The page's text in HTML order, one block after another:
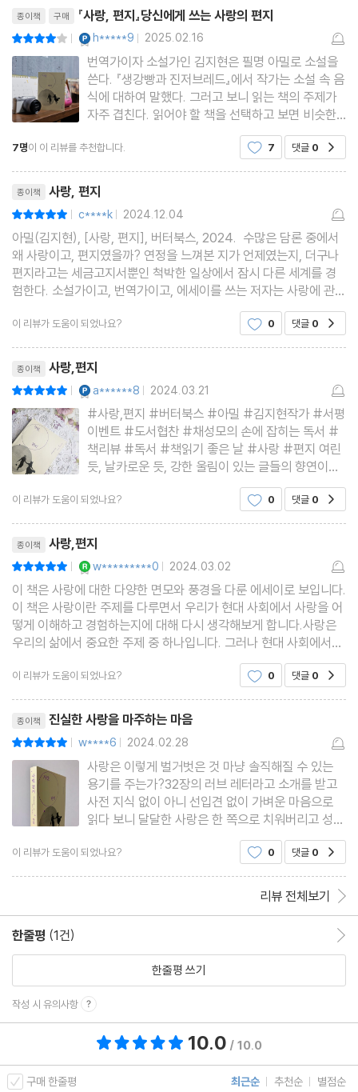
30. 뉴진스 - Ditto
31. 이수경 - 이상한 나라의 아홉 용
32. 러블리즈 - Candy Jelly Love
종이책 구매 『사랑, 편지』당신에게 쓰는 사랑의 편지
| h*****9 | 2025.02.16
번역가이자 소설가인 김지현은 필명 아밀로 소설을
쓴다. 『생강빵과 진저브레드』에서 작가는 소설 속 음
식에 대하여 말했다. 그러고 보니 읽는 책의 주제가
자주 겹친다. 읽어야 할 책을 선택하고 보면 비슷한
주제다. 책이 나에게 선택권을 주는가 보다. 이번에
함께 읽었던 책도 작품 속의 음식과 사람에 관한 이
야기였으니 말이다. 작가는 한 권의 책과 문장들, 주
제를 정하여 ‘당
7명이 이 리뷰를 추천합니다. 7 댓글 0
종이책 사랑, 편지
| c****k | 2024.12.04
아밀(김지현), [사랑, 편지], 버터북스, 2024. 수많은 담론 중에서
왜 사랑이고, 편지였을까? 연정을 느껴본 지가 언제였는지, 더구나
편지라고는 세금고지서뿐인 척박한 일상에서 잠시 다른 세계를 경
험한다. 소설가이고, 번역가이고, 에세이를 쓰는 저자는 사랑에 관한
문화 평론으로 서른세 개의 편지를 보내고 있다. Whispering of lo
ve letters라고 하니, 변태적(?)으로 보여도 작
이 리뷰가 도움이 되었나요? 0 댓글 0
종이책 사랑,편지
| a******8 | 2024.03.21
#사랑,편지 #버터북스 #아밀 #김지현작가 #서평
이벤트 #도서협찬 #채성모의 손에 잡히는 독서 #
책리뷰 #독서 #책읽기 좋은 날 #사랑 #편지 여린
듯, 날카로운 듯, 강한 울림이 있는 글들의 향연이다.
받고 싶었던 편지이고, 읽고싶었던 편지다.더나아가
이글이 내 마음이라면 가장 사랑하는 이에게 바치고
싶은 편지다. 누군가 나에게 보낸 글이라면 숨 막힐
듯한 진한 여운이 있을 테다.
이 리뷰가 도움이 되었나요? 0 댓글 0
종이책 사랑,편지
| w*********0 | 2024.03.02
이 책은 사랑에 대한 다양한 면모와 풍경을 다룬 에세이로 보입니다.
이 책은 사랑이란 주제를 다루면서 우리가 현대 사회에서 사랑을 어
떻게 이해하고 경험하는지에 대해 다시 생각해보게 합니다.사랑은
우리의 삶에서 중요한 주제 중 하나입니다. 그러나 현대 사회에서는
사랑이 복잡하고 위험한 것으로 여겨지기도 합니다. 이러한 맥락에
서 "우리, 사랑을 하지 말아야 할까요?"라는 질
이 리뷰가 도움이 되었나요? 0 댓글 0
종이책 진실한 사랑을 마주하는 마음
| w****6 | 2024.02.28
사랑은 이렇게 벌거벗은 것 마냥 솔직해질 수 있는
용기를 주는가?32장의 러브 레터라고 소개를 받고
사전 지식 없이 아니 선입견 없이 가벼운 마음으로
읽다 보니 달달한 사랑은 한 쪽으로 치워버리고 성
정체성을 넘나드는 묵직한 사랑에 대한 간접 경험을
하게 되었습니다.작가분이 맺음말에서 밝힌 것처럼
이 리뷰가 도움이 되었나요? 0 댓글 0
리뷰 전체보기
한줄평 (1건)
한줄평 쓰기
작성 시 유의사항
10.0 / 10.0
구매 한줄평 최근순 추천순 별점순